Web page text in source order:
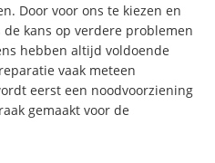
Door voor ons te kiezen en
kans op verdere problemen
hebben altijd voldoende
vaak meteen
eerst een noodvoorziening
gemaakt voor de